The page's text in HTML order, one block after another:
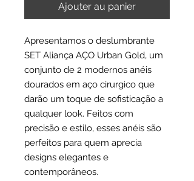
Ajouter au panier
Apresentamos o deslumbrante
SET Aliança AÇO Urban Gold, um
conjunto de 2 modernos anéis
dourados em aço cirurgico que
darão um toque de sofisticação a
qualquer look. Feitos com
precisão e estilo, esses anéis são
perfeitos para quem aprecia
designs elegantes e
contemporâneos.